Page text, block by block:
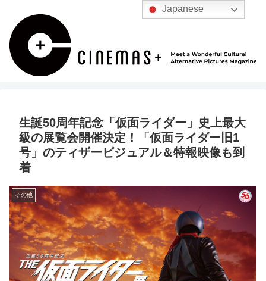
生誕50周年記念「仮面ライダー」史上最大
級の展覧会開催決定！「仮面ライダー旧1
号」のティザービジュアル＆特報映像も到
着
その他
Japanese